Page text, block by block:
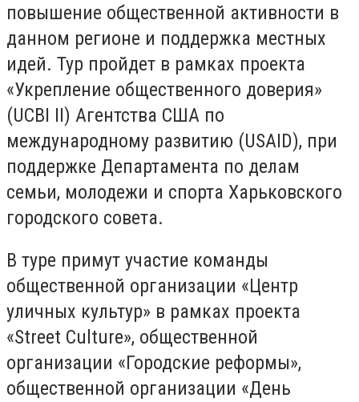
повышение общественной активности в
данном регионе и поддержка местных
идей. Тур пройдет в рамках проекта
«Укрепление общественного доверия»
(UCBI II) Агентства США по
международному развитию (USAID), при
поддержке Департамента по делам
семьи, молодежи и спорта Харьковского
городского совета.
В туре примут участие команды
общественной организации «Центр
уличных культур» в рамках проекта
«Street Culture», общественной
организации «Городские реформы»,
общественной организации «День